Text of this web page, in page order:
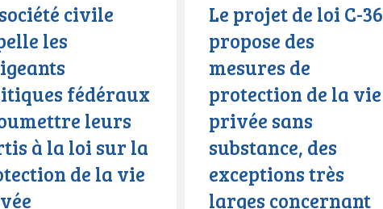
civile
les
fédéraux
leurs
à la loi sur la
de la vie
protection
privée
sans
substance,
Le projet de loi C-36
propose des
mesures de
protection de la vie
privée sans
substance, des
exceptions très
larges concernant